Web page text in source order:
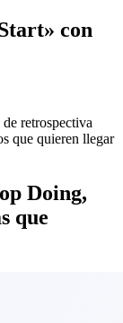
con
retrospectiva
que quieren llegar
Doing,
que